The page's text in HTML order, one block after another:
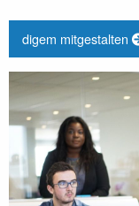
digem mitgestalten